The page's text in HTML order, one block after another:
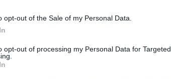
opt-out of the Sale of my Personal Data.
opt-out of processing my Personal Data for Targeted
científica
James Bond
de Tiradentes